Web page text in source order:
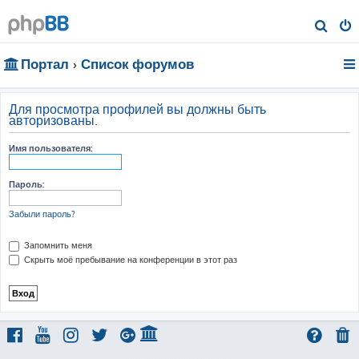
о
Портал Список форумов
Для просмотра профилей вы должны быть
авторизованы.
Имя пользователя:
Пароль:
Забыли пароль?
Запомнить меня
Скрыть моё пребывание на конференции в этот раз